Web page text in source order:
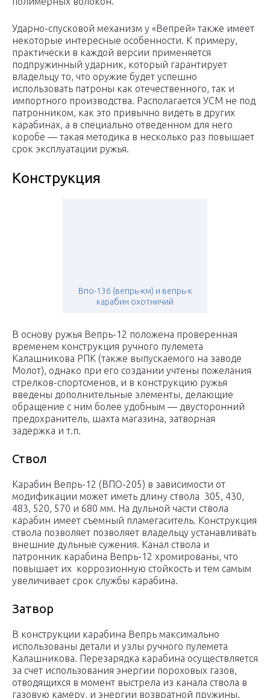
Ударно-спусковой механизм у «Вепрей» также имеет
некоторые интересные особенности. К примеру,
практически в каждой версии применяется
подпружинный ударник, который гарантирует
владельцу то, что оружие будет успешно
использовать патроны как отечественного, так и
импортного производства. Располагается УСМ не под
патронником, как это привычно видеть в других
карабинах, а в специально отведенном для него
коробе — такая методика в несколько раз повышает
срок эксплуатации ружья.
Конструкция
Впо-136 (вепрь-км) и вепрь-к
карабин охотничий
В основу ружья Вепрь-12 положена проверенная
временем конструкция ручного пулемета
Калашникова РПК (также выпускаемого на заводе
Молот), однако при его создании учтены пожелания
стрелков-спортсменов, и в конструкцию ружья
введены дополнительные элементы, делающие
обращение с ним более удобным — двусторонний
предохранитель, шахта магазина, затворная
задержка и т.п.
Ствол
Карабин Вепрь-12 (ВПО-205) в зависимости от
модификации может иметь длину ствола 305, 430,
483, 520, 570 и 680 мм. На дульной части ствола
карабин имеет съемный пламегаситель. Конструкция
ствола позволяет позволяет владельцу устанавливать
внешние дульные сужения. Канал ствола и
патронник карабина Вепрь-12 хромированы, что
повышает их коррозионную стойкость и тем самым
увеличивает срок службы карабина.
Затвор
В конструкции карабина Вепрь максимально
использованы детали и узлы ручного пулемета
Калашникова. Перезарядка карабина осуществляется
за счет использования энергии пороховых газов,
отводящихся в момент выстрела из канала ствола в
газовую камеру, и энергии возвратной пружины.